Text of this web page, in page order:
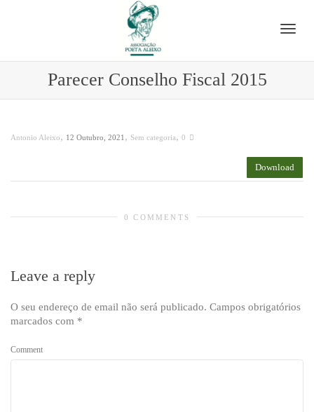
Parecer Conselho Fiscal 2015
Antonio Aleixo, 12 Outubro, 2021 , Sem categoria, 0
Download
0 COMMENTS
Leave a reply
O seu endereço de email não será publicado. Campos obrigatórios
marcados com *
Comment